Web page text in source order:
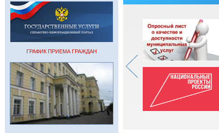
ГРАФИК ПРИЕМА ГРАЖДАН